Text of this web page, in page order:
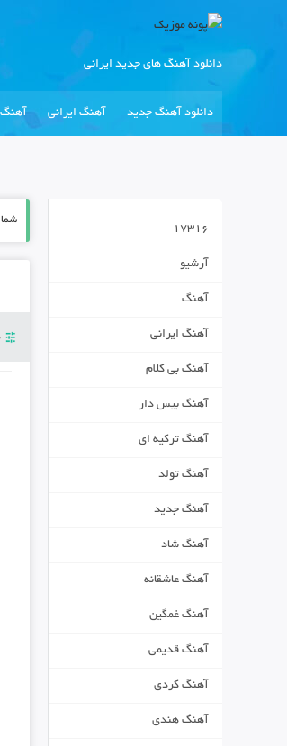
دانلود آهنگ های جدید ایرانی
دانلود آهنگ جدید آهنگ ایرانی آهنگ
17316
آرشیو
آهنگ
آهنگ ایرانی
آهنگ بی کلام
آهنگ بیس دار
آهنگ ترکیه ای
آهنگ تولد
آهنگ جدید
آهنگ شاد
آهنگ عاشقانه
آهنگ غمگین
آهنگ قدیمی
آهنگ کردی
آهنگ هندی